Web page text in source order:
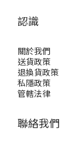
認識
關於我們
送貨政策
退換貨政策
私隱政策
管轄法律
聯絡我們